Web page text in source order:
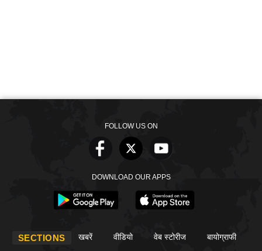
FOLLOW US ON
DOWNLOAD OUR APPS
SECTIONS खबरें वीडियो वेब स्टोरीज बायोग्राफी